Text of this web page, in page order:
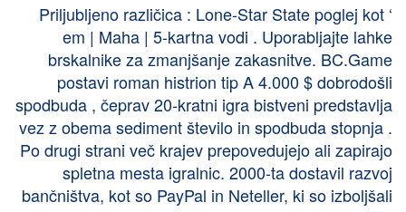
Priljubljeno različica : Lone-Star State poglej kot ‘
em | Maha | 5-kartna vodi . Uporabljajte lahke
brskalnike za zmanjšanje zakasnitve. BC.Game
postavi roman histrion tip A 4.000 $ dobrodošli
spodbuda , čeprav 20-kratni igra bistveni predstavlja
vez z obema sediment število in spodbuda stopnja .
Po drugi strani več krajev prepovedujejo ali zapirajo
spletna mesta igralnic. 2000-ta dostavil razvoj
bančništva, kot so PayPal in Neteller, ki so izboljšali